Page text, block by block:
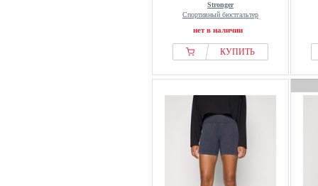
Stronger
Спортивный бюстгальтер
нет в наличии
КУПИТЬ